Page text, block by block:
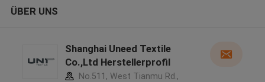
ÜBER UNS
Shanghai Uneed Textile
Co.,Ltd Herstellerprofil
No.511, West Tianmu Rd.,